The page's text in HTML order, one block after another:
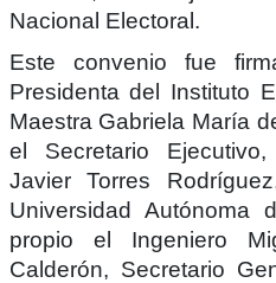
Nacional Electoral.
Este convenio fue
Presidenta del Instituto
Maestra Gabriela María
el Secretario
Javier Torres
Universidad Autónoma
propio el Ingeniero
Calderón, Secretario